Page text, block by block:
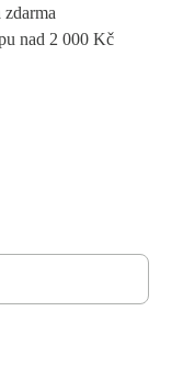
zdarma
nad 2 000 Kč